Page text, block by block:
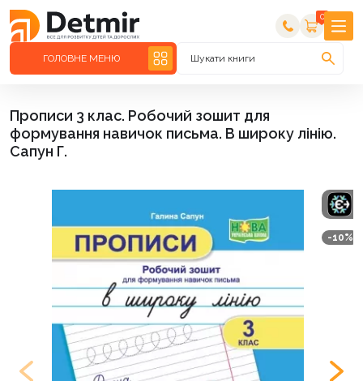
0
ГОЛОВНЕ МЕНЮ Шукати книги
Прописи 3 клас. Робочий зошит для
формування навичок письма. В широку лінію.
Сапун Г.
-10%